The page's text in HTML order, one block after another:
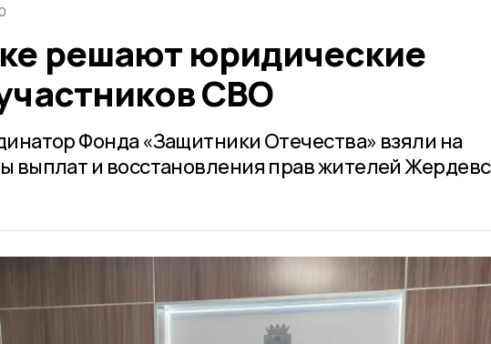
решают юридические
СВО
Фонда «Защитники Отечества» взяли на
выплат и восстановления прав жителей